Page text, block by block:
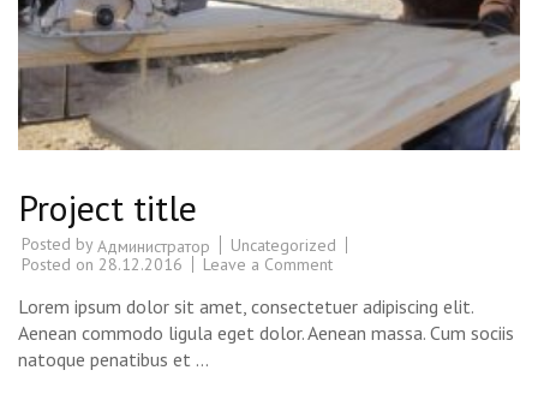
Project title
Posted by Администратор
Uncategorized
Posted on 28.12.2016 Leave a Comment
Lorem ipsum dolor sit amet, consectetuer adipiscing elit.
Aenean commodo ligula eget dolor. Aenean massa. Cum sociis
natoque penatibus et …